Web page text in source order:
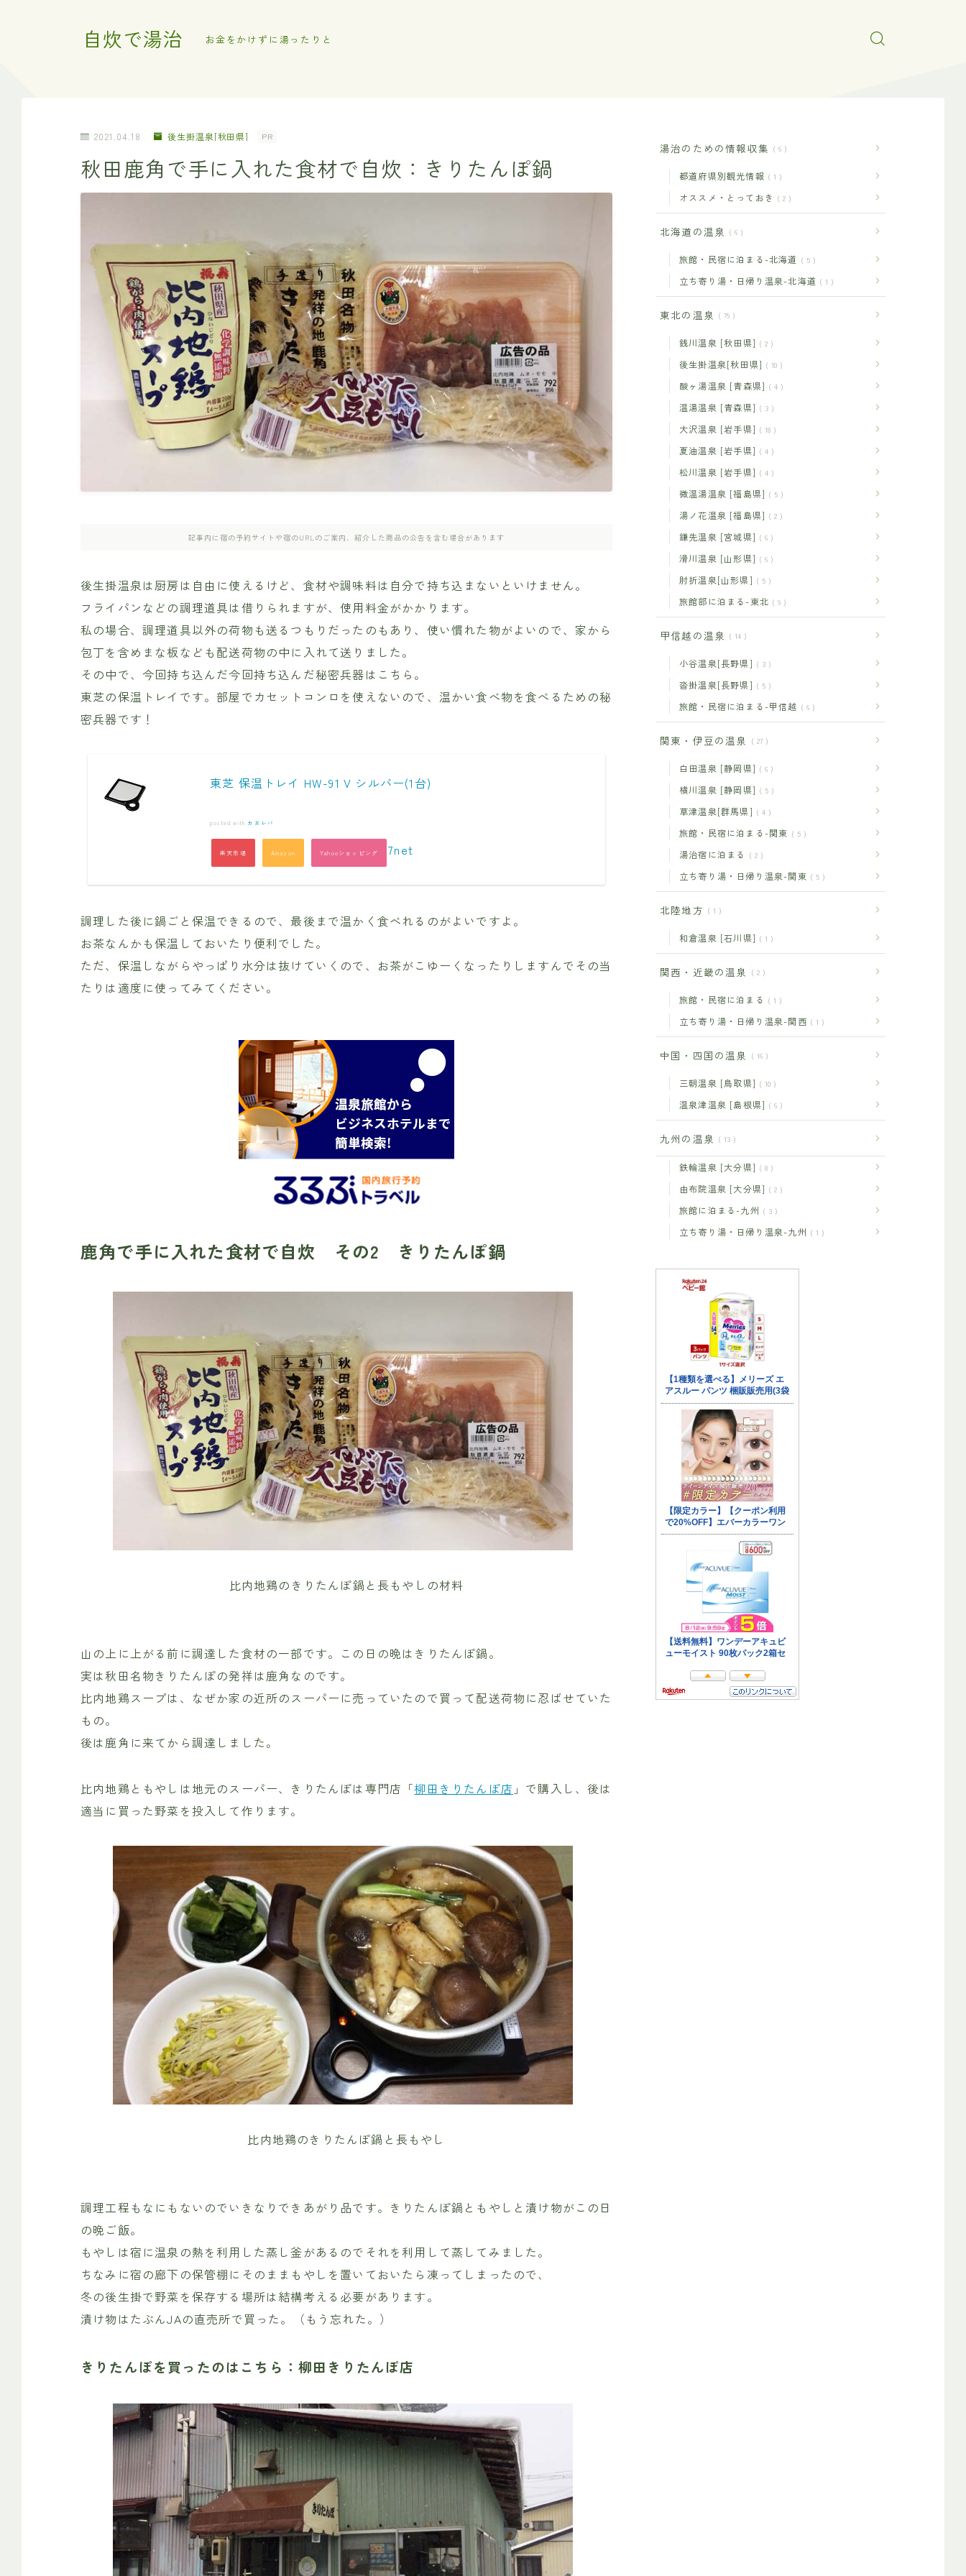
自炊で湯治 お金をかけずに湯ったりと
2021.04.18 後生掛温泉[秋田県] PR
秋田鹿角で手に入れた食材で自炊：きりたんぽ鍋
記事内に宿の予約サイトや宿のURLのご案内、紹介した商品の公告を含む場合があります
後生掛温泉は厨房は自由に使えるけど、食材や調味料は自分で持ち込まないといけません。
フライパンなどの調理道具は借りられますが、使用料金がかかります。
私の場合、調理道具以外の荷物も送るつもりだったのもあり、使い慣れた物がよいので、家から
包丁を含めまな板なども配送荷物の中に入れて送りました。
その中で、今回持ち込んだ今回持ち込んだ秘密兵器はこちら。
東芝の保温トレイです。部屋でカセットコンロを使えないので、温かい食べ物を食べるための秘
密兵器です！
東芝 保温トレイ HW-91 V シルバー(1台)
posted with カエレバ
楽天市場 Amazon Yahooショッピング 7net
調理した後に鍋ごと保温できるので、最後まで温かく食べれるのがよいですよ。
お茶なんかも保温しておいたり便利でした。
ただ、保温しながらやっぱり水分は抜けていくので、お茶がこゆーくなったりしますんでその当
たりは適度に使ってみてください。
鹿角で手に入れた食材で自炊 その2 きりたんぽ鍋
比内地鶏のきりたんぽ鍋と長もやしの材料
山の上に上がる前に調達した食材の一部です。この日の晩はきりたんぽ鍋。
実は秋田名物きりたんぽの発祥は鹿角なのです。
比内地鶏スープは、なぜか家の近所のスーパーに売っていたので買って配送荷物に忍ばせていた
もの。
後は鹿角に来てから調達しました。
比内地鶏ともやしは地元のスーパー、きりたんぽは専門店「柳田きりたんぽ店 」で購入し、後は
適当に買った野菜を投入して作ります。
比内地鶏のきりたんぽ鍋と長もやし
調理工程もなにもないのでいきなりできあがり品です。きりたんぽ鍋ともやしと漬け物がこの日
の晩ご飯。
もやしは宿に温泉の熱を利用した蒸し釜があるのでそれを利用して蒸してみました。
ちなみに宿の廊下の保管棚にそのままもやしを置いておいたら凍ってしまったので、
冬の後生掛で野菜を保存する場所は結構考える必要があります。
漬け物はたぶんJAの直売所で買った。（もう忘れた。）
きりたんぽを買ったのはこちら：柳田きりたんぽ店
湯治のための情報収集 6
都道府県別観光情報 1
オススメ・とっておき 2
北海道の温泉 6
旅館・民宿に泊まる-北海道 5
立ち寄り湯・日帰り温泉-北海道 1
東北の温泉 79
銭川温泉 [秋田県] 2
後生掛温泉[秋田県] 10
酸ヶ湯温泉 [青森県] 4
温湯温泉 [青森県] 3
大沢温泉 [岩手県] 18
夏油温泉 [岩手県] 4
松川温泉 [岩手県] 4
微温湯温泉 [福島県] 5
湯ノ花温泉 [福島県] 2
鎌先温泉 [宮城県] 6
滑川温泉 [山形県] 6
肘折温泉[山形県] 5
旅館部に泊まる-東北 9
甲信越の温泉 14
小谷温泉[長野県] 3
沓掛温泉[長野県] 5
旅館・民宿に泊まる-甲信越 6
関東・伊豆の温泉 27
白田温泉 [静岡県] 6
横川温泉 [静岡県] 5
草津温泉[群馬県] 4
旅館・民宿に泊まる-関東 5
湯治宿に泊まる 2
立ち寄り湯・日帰り温泉-関東 5
北陸地方 1
和倉温泉 [石川県] 1
関西・近畿の温泉 2
旅館・民宿に泊まる 1
立ち寄り湯・日帰り温泉-関西 1
中国・四国の温泉 16
三朝温泉 [鳥取県] 10
温泉津温泉 [島根県] 6
九州の温泉 13
鉄輪温泉 [大分県] 8
由布院温泉 [大分県] 2
旅館に泊まる-九州 3
立ち寄り湯・日帰り温泉-九州 1